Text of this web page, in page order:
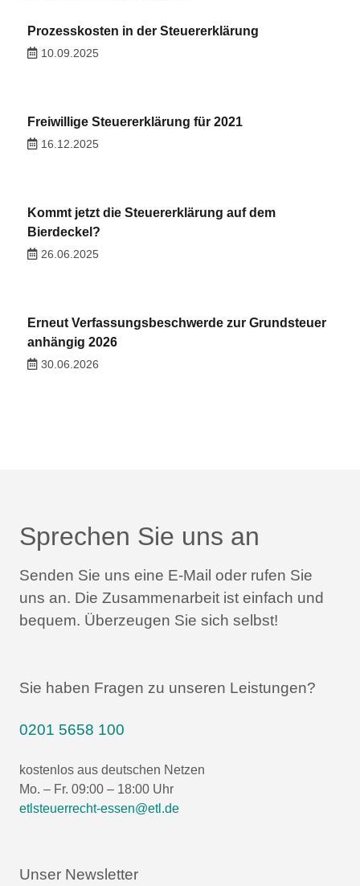
Prozesskosten in der Steuererklärung
10.09.2025
Freiwillige Steuererklärung für 2021
16.12.2025
Kommt jetzt die Steuererklärung auf dem
Bierdeckel?
26.06.2025
Erneut Verfassungsbeschwerde zur Grundsteuer
anhängig 2026
30.06.2026
Sprechen Sie uns an
Senden Sie uns eine E-Mail oder rufen Sie
uns an. Die Zusammenarbeit ist einfach und
bequem. Überzeugen Sie sich selbst!
Sie haben Fragen zu unseren Leistungen?
0201 5658 100
kostenlos aus deutschen Netzen
Mo. – Fr. 09:00 – 18:00 Uhr
etlsteuerrecht-essen@etl.de
Unser Newsletter